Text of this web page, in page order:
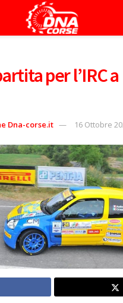
per l’IRC a
Dna-corse.it 16 Ottobre